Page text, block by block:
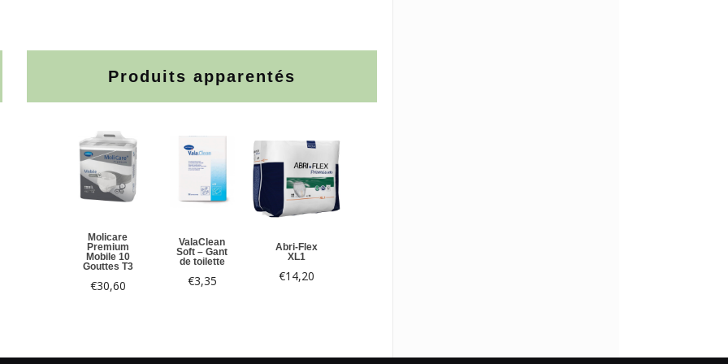
Produits apparentés
Molicare
Premium
Mobile 10
Gouttes T3
€30,60
ValaClean
Soft – Gant
de toilette
€3,35
Abri-Flex
XL1
€14,20